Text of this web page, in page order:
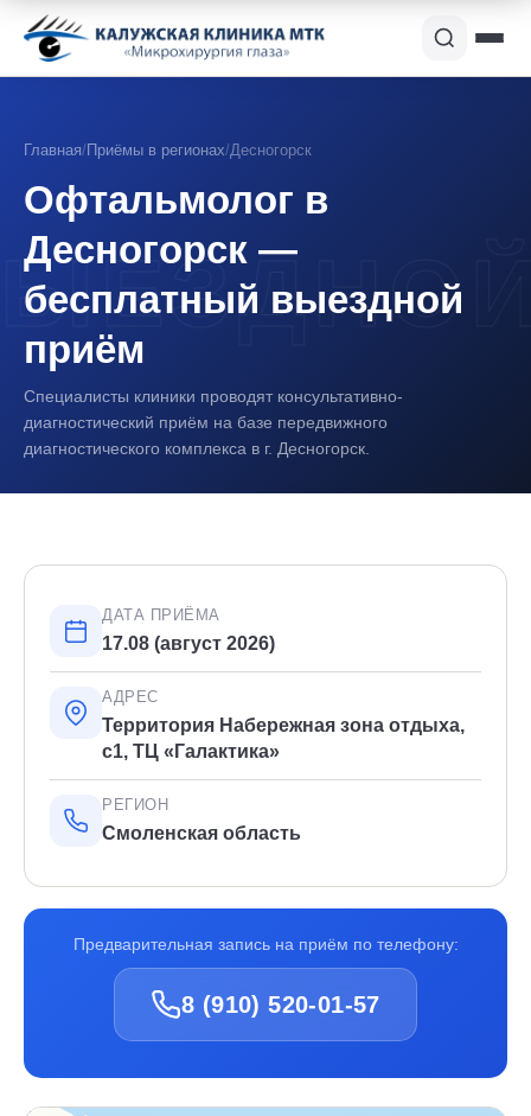
Главная/Приёмы в регионах/Десногорск
Офтальмолог в
Десногорск —
бесплатный выездной
приём
Специалисты клиники проводят консультативно-
диагностический приём на базе передвижного
диагностического комплекса в г. Десногорск.
ДАТА ПРИЁМА
17.08 (август 2026)
АДРЕС
Территория Набережная зона отдыха,
с1, ТЦ «Галактика»
РЕГИОН
Смоленская область
Предварительная запись на приём по телефону:
8 (910) 520-01-57